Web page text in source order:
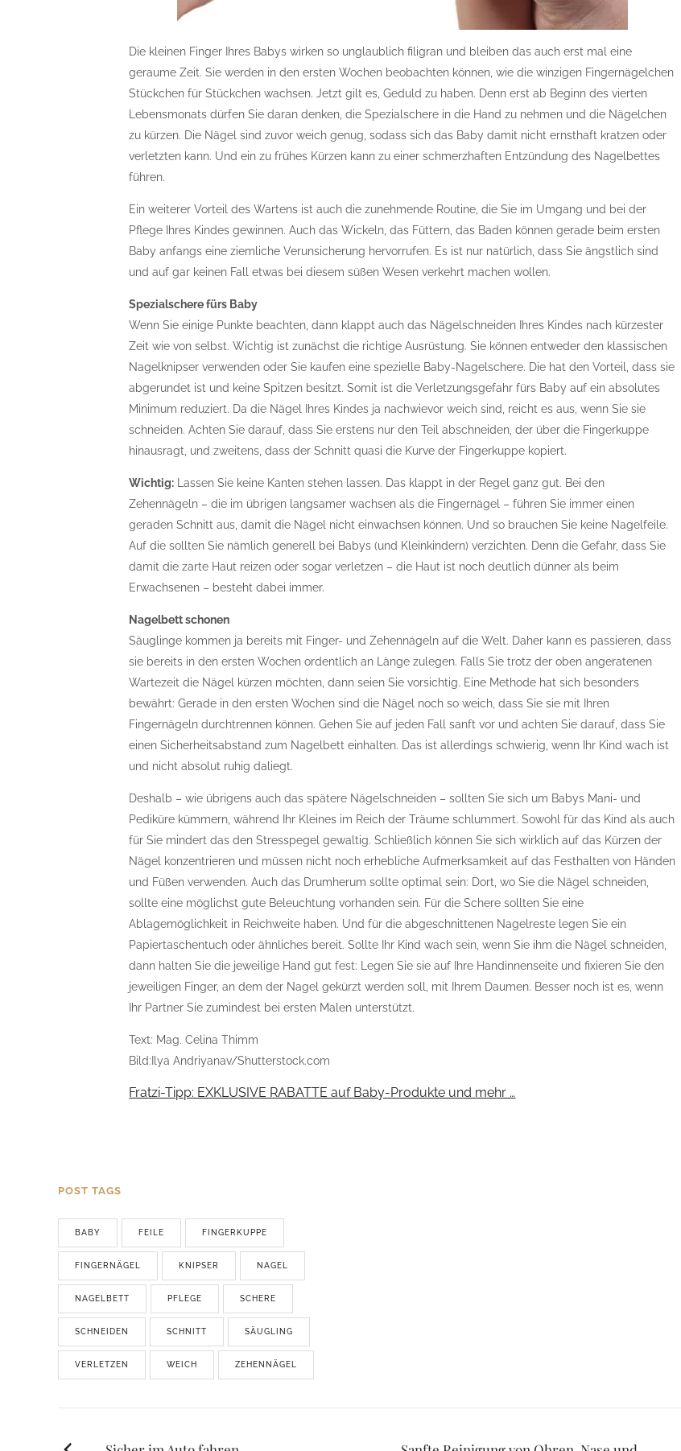
Die kleinen Finger Ihres Babys wirken so unglaublich filigran und bleiben das auch erst mal eine
geraume Zeit. Sie werden in den ersten Wochen beobachten können, wie die winzigen Fingernägelchen
Stückchen für Stückchen wachsen. Jetzt gilt es, Geduld zu haben. Denn erst ab Beginn des vierten
Lebensmonats dürfen Sie daran denken, die Spezialschere in die Hand zu nehmen und die Nägelchen
zu kürzen. Die Nägel sind zuvor weich genug, sodass sich das Baby damit nicht ernsthaft kratzen oder
verletzten kann. Und ein zu frühes Kürzen kann zu einer schmerzhaften Entzündung des Nagelbettes
führen.
Ein weiterer Vorteil des Wartens ist auch die zunehmende Routine, die Sie im Umgang und bei der
Pflege Ihres Kindes gewinnen. Auch das Wickeln, das Füttern, das Baden können gerade beim ersten
Baby anfangs eine ziemliche Verunsicherung hervorrufen. Es ist nur natürlich, dass Sie ängstlich sind
und auf gar keinen Fall etwas bei diesem süßen Wesen verkehrt machen wollen.
Spezialschere fürs Baby
Wenn Sie einige Punkte beachten, dann klappt auch das Nägelschneiden Ihres Kindes nach kürzester
Zeit wie von selbst. Wichtig ist zunächst die richtige Ausrüstung. Sie können entweder den klassischen
Nagelknipser verwenden oder Sie kaufen eine spezielle Baby-Nagelschere. Die hat den Vorteil, dass sie
abgerundet ist und keine Spitzen besitzt. Somit ist die Verletzungsgefahr fürs Baby auf ein absolutes
Minimum reduziert. Da die Nägel Ihres Kindes ja nachwievor weich sind, reicht es aus, wenn Sie sie
schneiden. Achten Sie darauf, dass Sie erstens nur den Teil abschneiden, der über die Fingerkuppe
hinausragt, und zweitens, dass der Schnitt quasi die Kurve der Fingerkuppe kopiert.
Wichtig: Lassen Sie keine Kanten stehen lassen. Das klappt in der Regel ganz gut. Bei den
Zehennägeln – die im übrigen langsamer wachsen als die Fingernägel – führen Sie immer einen
geraden Schnitt aus, damit die Nägel nicht einwachsen können. Und so brauchen Sie keine Nagelfeile.
Auf die sollten Sie nämlich generell bei Babys (und Kleinkindern) verzichten. Denn die Gefahr, dass Sie
damit die zarte Haut reizen oder sogar verletzen – die Haut ist noch deutlich dünner als beim
Erwachsenen – besteht dabei immer.
Nagelbett schonen
Säuglinge kommen ja bereits mit Finger- und Zehennägeln auf die Welt. Daher kann es passieren, dass
sie bereits in den ersten Wochen ordentlich an Länge zulegen. Falls Sie trotz der oben angeratenen
Wartezeit die Nägel kürzen möchten, dann seien Sie vorsichtig. Eine Methode hat sich besonders
bewährt: Gerade in den ersten Wochen sind die Nägel noch so weich, dass Sie sie mit Ihren
Fingernägeln durchtrennen können. Gehen Sie auf jeden Fall sanft vor und achten Sie darauf, dass Sie
einen Sicherheitsabstand zum Nagelbett einhalten. Das ist allerdings schwierig, wenn Ihr Kind wach ist
und nicht absolut ruhig daliegt.
Deshalb – wie übrigens auch das spätere Nägelschneiden – sollten Sie sich um Babys Mani- und
Pediküre kümmern, während Ihr Kleines im Reich der Träume schlummert. Sowohl für das Kind als auch
für Sie mindert das den Stresspegel gewaltig. Schließlich können Sie sich wirklich auf das Kürzen der
Nägel konzentrieren und müssen nicht noch erhebliche Aufmerksamkeit auf das Festhalten von Händen
und Füßen verwenden. Auch das Drumherum sollte optimal sein: Dort, wo Sie die Nägel schneiden,
sollte eine möglichst gute Beleuchtung vorhanden sein. Für die Schere sollten Sie eine
Ablagemöglichkeit in Reichweite haben. Und für die abgeschnittenen Nagelreste legen Sie ein
Papiertaschentuch oder ähnliches bereit. Sollte Ihr Kind wach sein, wenn Sie ihm die Nägel schneiden,
dann halten Sie die jeweilige Hand gut fest: Legen Sie sie auf Ihre Handinnenseite und fixieren Sie den
jeweiligen Finger, an dem der Nagel gekürzt werden soll, mit Ihrem Daumen. Besser noch ist es, wenn
Ihr Partner Sie zumindest bei ersten Malen unterstützt.
Text: Mag. Celina Thimm
Bild:Ilya Andriyanav/Shutterstock.com
Fratzi-Tipp: EXKLUSIVE RABATTE auf Baby-Produkte und mehr …
POST TAGS
BABY FEILE FINGERKUPPE
FINGERNÄGEL KNIPSER NAGEL
NAGELBETT PFLEGE SCHERE
SCHNEIDEN SCHNITT SÄUGLING
VERLETZEN WEICH ZEHENNÄGEL